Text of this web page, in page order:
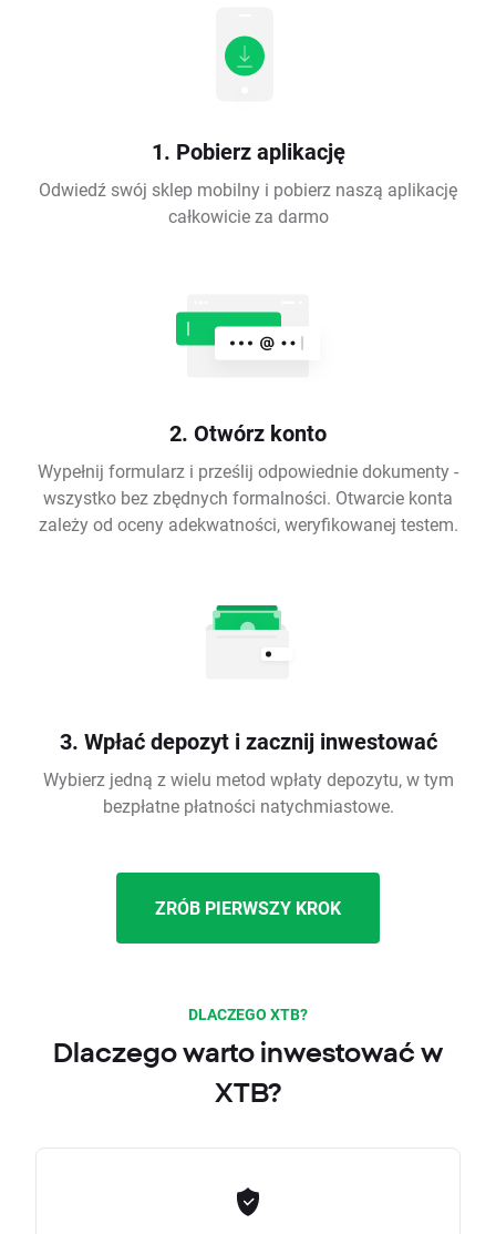
1. Pobierz aplikację
Odwiedź swój sklep mobilny i pobierz naszą aplikację
całkowicie za darmo
2. Otwórz konto
Wypełnij formularz i prześlij odpowiednie dokumenty -
wszystko bez zbędnych formalności. Otwarcie konta
zależy od oceny adekwatności, weryfikowanej testem.
3. Wpłać depozyt i zacznij inwestować
Wybierz jedną z wielu metod wpłaty depozytu, w tym
bezpłatne płatności natychmiastowe.
ZRÓB PIERWSZY KROK
DLACZEGO XTB?
Dlaczego warto inwestować w
XTB?